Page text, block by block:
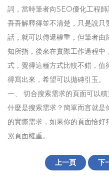
詞，當時筆者向SEO優化工程
吾吾解釋得並不清楚，只是說只
話，就可以傳遞權重，但筆者
知所指，後來在實際工作過程
式，覺得這種方式比較不錯，
得寫出來，希望可以拋磚引玉。
一、 切合搜索需求的頁面可以
什麼是搜索需求？簡單而言就
的實際需求，如果你的頁面恰
累頁面權重。
上一頁 下